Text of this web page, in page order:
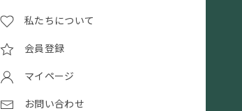
私たちについて
会員登録
マイページ
お問い合わせ